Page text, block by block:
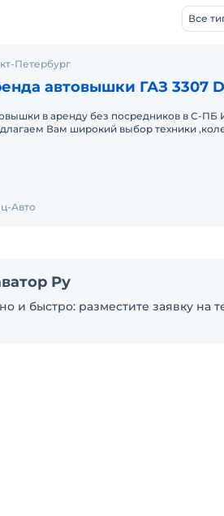
Все
Петербург
автовышки ГАЗ 3307
в аренду без посредников в С-
Вам широкий выбор техники
Авто
Ру
и быстро: разместите заявку на